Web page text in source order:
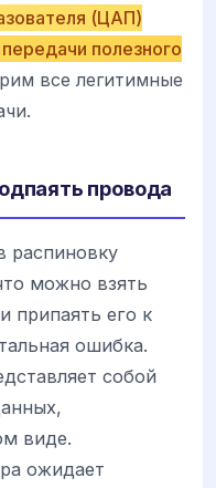
(ЦАП)
полезного
все легитимные
провода
распиновку
можно взять
припаять его к
ошибка.
собой
виде.
ожидает